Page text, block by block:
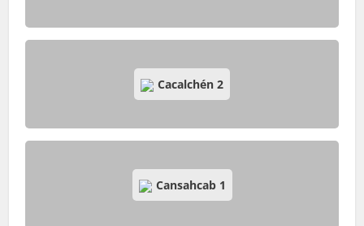
Cacalchén 2
Cansahcab 1